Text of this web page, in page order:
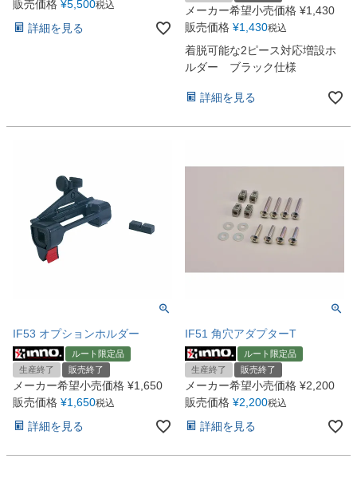
販売価格 ¥5,500税込
詳細を見る
メーカー希望小売価格 ¥1,430
販売価格 ¥1,430税込
着脱可能な2ピース対応増設ホ
ルダー ブラック仕様
詳細を見る
IF53 オプションホルダー
ルート限定品
生産終了
販売終了
メーカー希望小売価格 ¥1,650
販売価格 ¥1,650税込
詳細を見る
IF51 角穴アダプターT
ルート限定品
生産終了
販売終了
メーカー希望小売価格 ¥2,200
販売価格 ¥2,200税込
詳細を見る